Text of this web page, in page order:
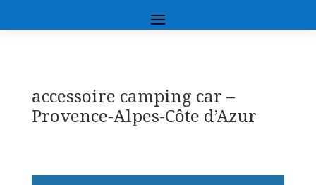
accessoire camping car –
Provence-Alpes-Côte d’Azur